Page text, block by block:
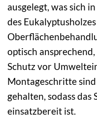
ausgelegt, was sich
des
optisch
Schutz vor
Montageschritte
gehalten, sodass
einsatzbereit ist.